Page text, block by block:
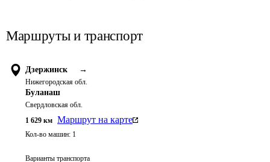
Маршруты и транспорт
Дзержинск →
Нижегородская обл.
Буланаш
Свердловская обл.
1 629 км Маршрут на карте
Кол-во машин: 1
Варианты транспорта